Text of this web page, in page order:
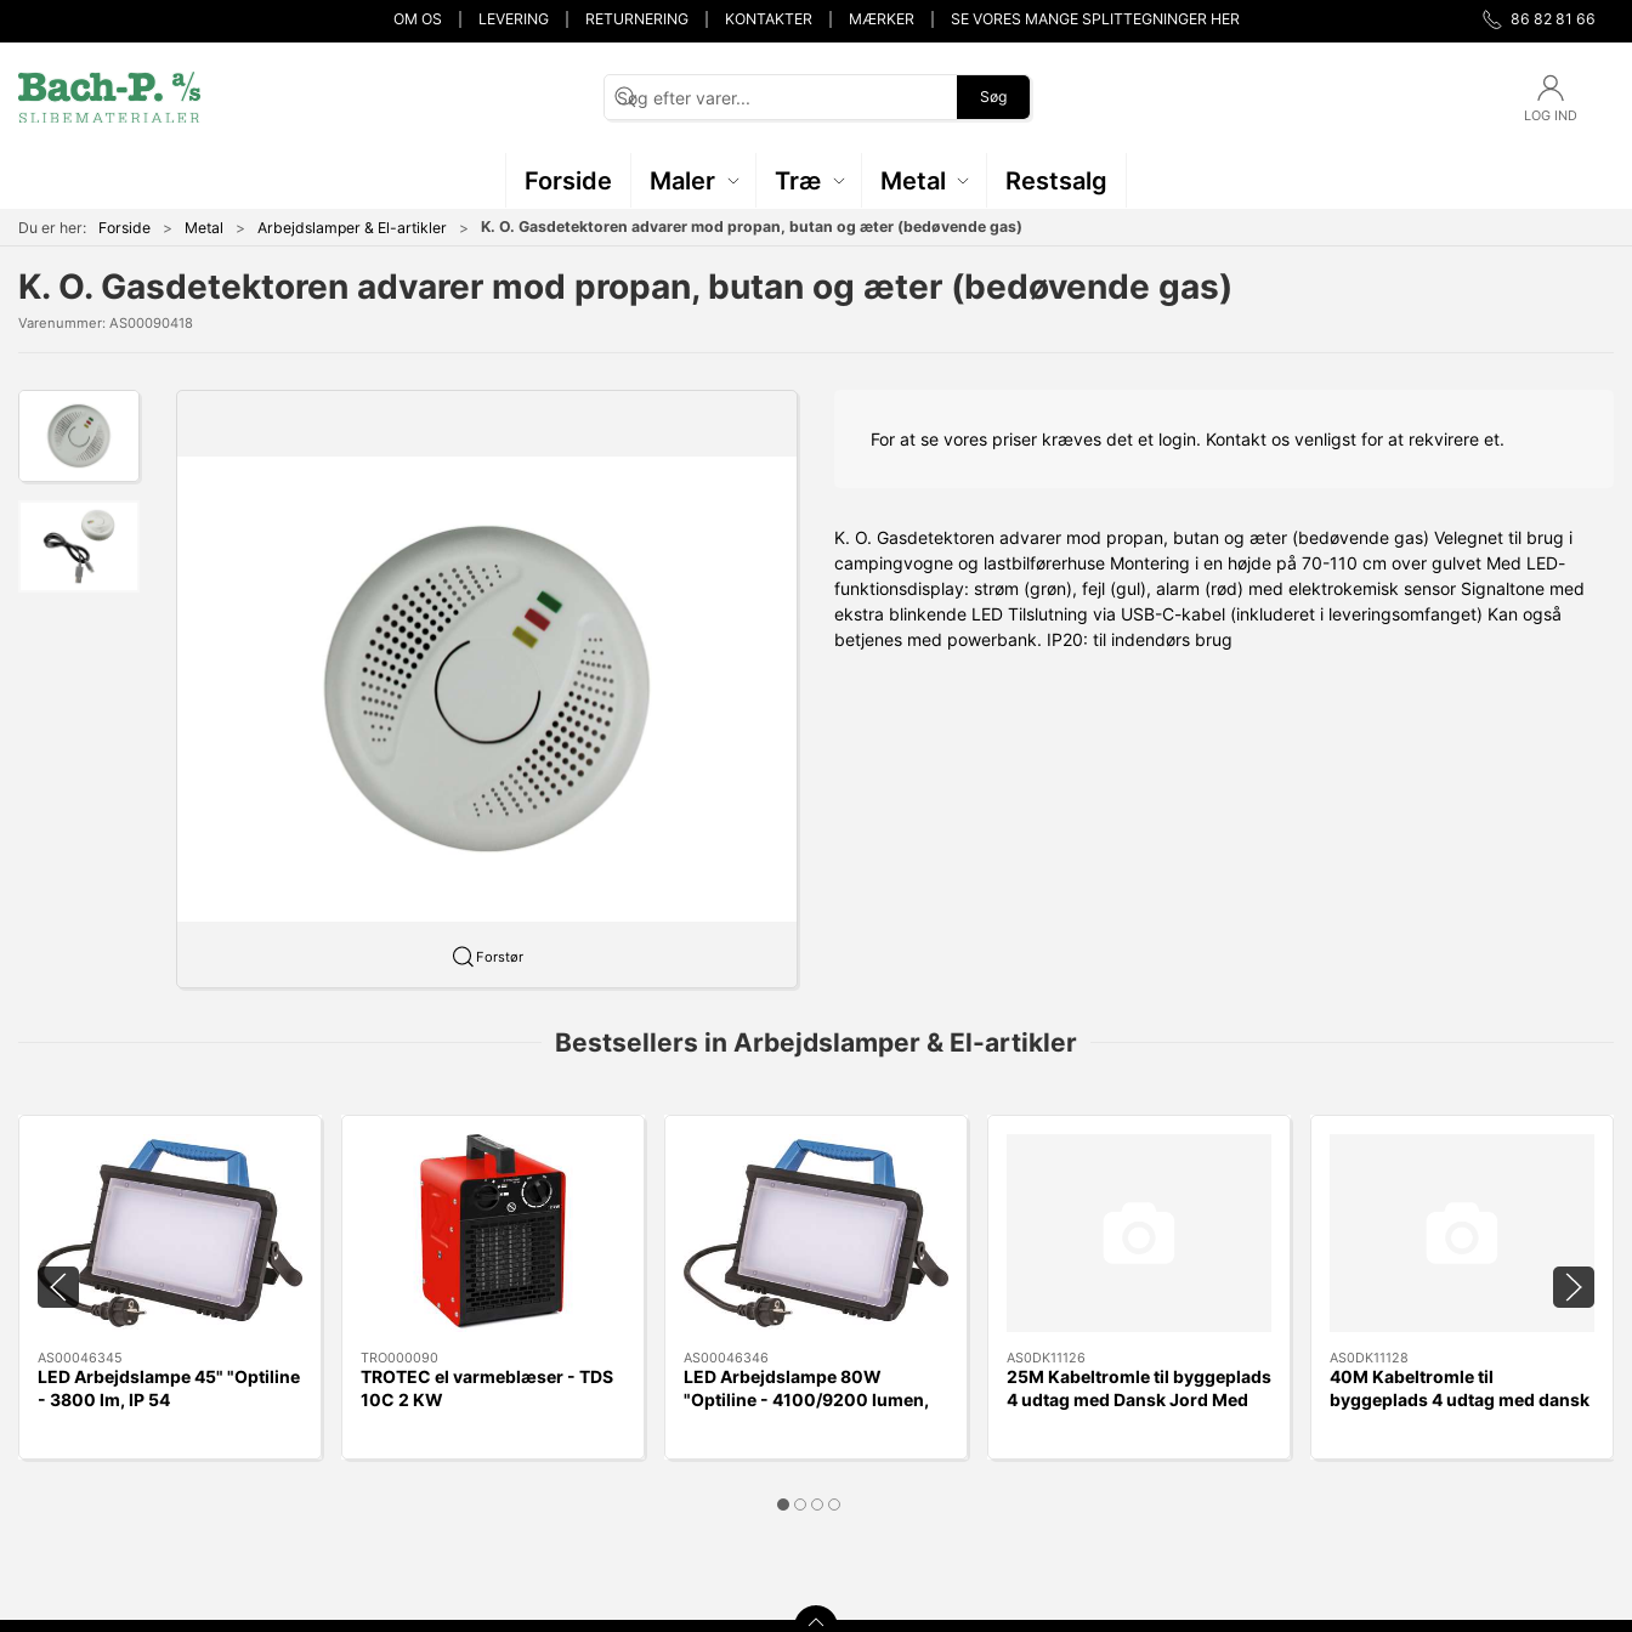
OM OS LEVERING RETURNERING KONTAKTER MÆRKER SE VORES MANGE SPLITTEGNINGER HER 86 82 81 66
Søg
LOG IND
Forside Maler Træ Metal Restsalg
Du er her: Forside Metal Arbejdslamper & El-artikler K. O. Gasdetektoren advarer mod propan, butan og æter (bedøvende gas)
K. O. Gasdetektoren advarer mod propan, butan og æter (bedøvende gas)
Varenummer: AS00090418
Forstør
For at se vores priser kræves det et login. Kontakt os venligst for at rekvirere et.
K. O. Gasdetektoren advarer mod propan, butan og æter (bedøvende gas) Velegnet til brug i
campingvogne og lastbilførerhuse Montering i en højde på 70-110 cm over gulvet Med LED-
funktionsdisplay: strøm (grøn), fejl (gul), alarm (rød) med elektrokemisk sensor Signaltone med
ekstra blinkende LED Tilslutning via USB-C-kabel (inkluderet i leveringsomfanget) Kan også
betjenes med powerbank. IP20: til indendørs brug
Bestsellers in Arbejdslamper & El-artikler
AS00046345
LED Arbejdslampe 45" "Optiline
- 3800 lm, IP 54
TRO000090
TROTEC el varmeblæser - TDS
10C 2 KW
AS00046346
LED Arbejdslampe 80W
"Optiline - 4100/9200 lumen,
AS0DK11126
25M Kabeltromle til byggeplads
4 udtag med Dansk Jord Med
AS0DK11128
40M Kabeltromle til
byggeplads 4 udtag med dansk